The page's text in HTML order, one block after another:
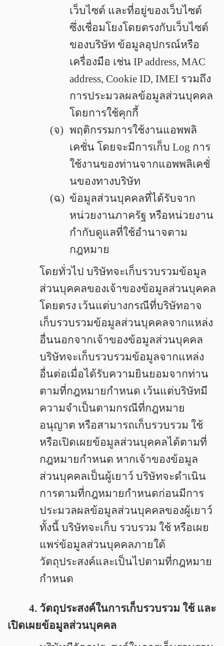
เว็บไซต์ และที่อยู่ของเว็บไซต์
ซึ่งเชื่อมโยงโดยตรงกับเว็บไซต์
ของบริษัท ข้อมูลอุปกรณ์หรือ
เครื่องมือ เช่น IP address, MAC
address, Cookie ID, IMEI รวมถึง
การประมวลผลข้อมูลส่วนบุคคล
โดยการใช้คุกกี้
(จ) พฤติกรรมการใช้งานแอพพลิ
เคชั่น โดยจะมีการเก็บ Log การ
ใช้งานของท่านจากแอพพลิเคชั่
นของทางบริษัท
(ฉ) ข้อมูลส่วนบุคคลที่ได้รับจาก
หน่วยงานภาครัฐ หรือหน่วยงาน
กำกับดูแลที่ใช้อำนาจตาม
กฎหมาย
โดยทั่วไป บริษัทจะเก็บรวบรวมข้อมูล
ส่วนบุคคลของเจ้าของข้อมูลส่วนบุคคล
โดยตรง เว้นแต่บางกรณีที่บริษัทอาจ
เก็บรวบรวมข้อมูลส่วนบุคคลจากแหล่ง
อื่นนอกจากเจ้าของข้อมูลส่วนบุคคล
บริษัทจะเก็บรวบรวมข้อมูลจากแหล่ง
อื่นต่อเมื่อได้รับความยินยอมจากท่าน
ตามที่กฎหมายกำหนด เว้นแต่บริษัทมี
ความจำเป็นตามกรณีที่กฎหมาย
อนุญาต หรือสามารถเก็บรวบรวม ใช้
หรือเปิดเผยข้อมูลส่วนบุคคลได้ตามที่
กฎหมายกำหนด หากเจ้าของข้อมูล
ส่วนบุคคลเป็นผู้เยาว์ บริษัทจะดำเนิน
การตามที่กฎหมายกำหนดก่อนมีการ
ประมวลผลข้อมูลส่วนบุคคลของผู้เยาว์
ทั้งนี้ บริษัทจะเก็บ รวบรวม ใช้ หรือเผย
แพร่ข้อมูลส่วนบุคคลภายใต้
วัตถุประสงค์และเป็นไปตามที่กฎหมาย
กำหนด
4. วัตถุประสงค์ในการเก็บรวบรวม ใช้ และ
เปิดเผยข้อมูลส่วนบุคคล